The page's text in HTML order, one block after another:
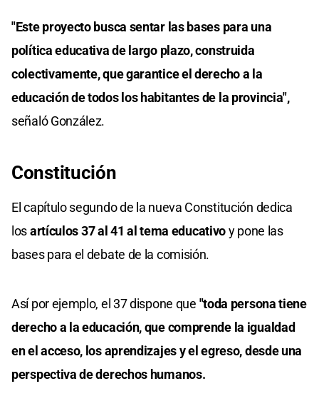
"Este proyecto busca sentar las bases para una
política educativa de largo plazo, construida
colectivamente, que garantice el derecho a la
educación de todos los habitantes de la provincia",
señaló González.
Constitución
El capítulo segundo de la nueva Constitución dedica
losartículos 37 al 41 al tema educativoy pone las
bases para el debate de la comisión.
Así por ejemplo, el 37 dispone que "toda persona tiene
derecho a la educación, que comprende la igualdad
en el acceso, los aprendizajes y el egreso, desde una
perspectiva de derechos humanos.